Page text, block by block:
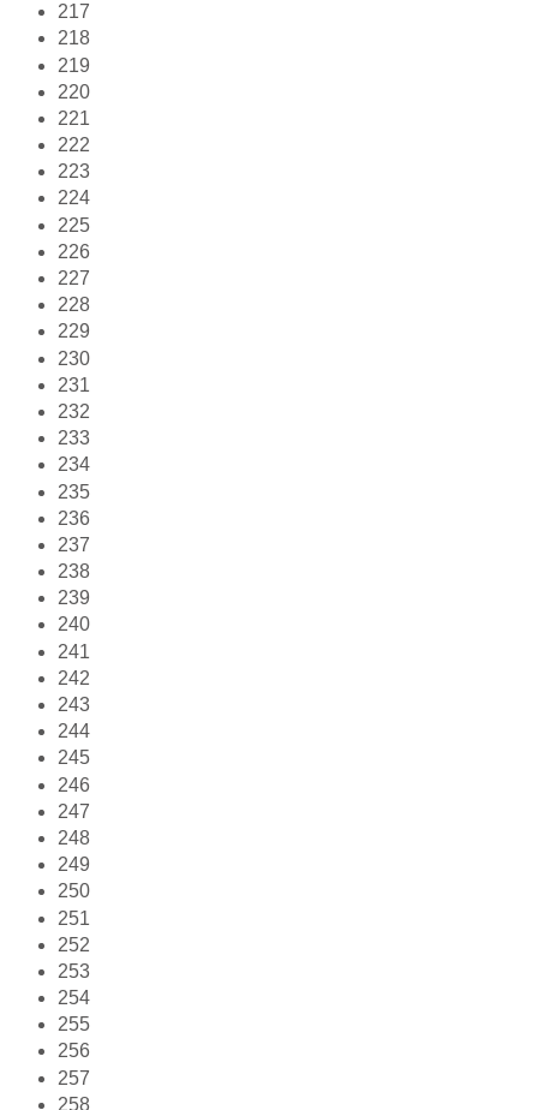
217
218
219
220
221
222
223
224
225
226
227
228
229
230
231
232
233
234
235
236
237
238
239
240
241
242
243
244
245
246
247
248
249
250
251
252
253
254
255
256
257
258